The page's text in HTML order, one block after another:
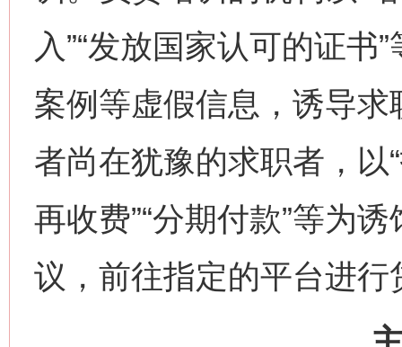
入”“发放国家认可的证书
案例等虚假信息，诱导
者尚在犹豫的求职者，以
再收费”“分期付款”等为
议，前往指定的平台进行